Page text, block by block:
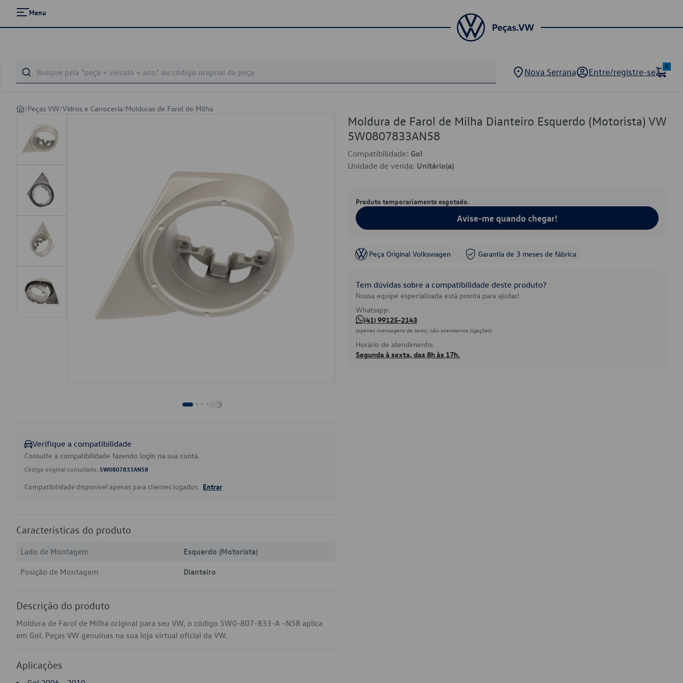
Menu
Nova Serrana Entre/registre-se
0
/Peças VW/Vidros e Carroceria/Molduras de Farol de Milha
Verifique a compatibilidade
Consulte a compatibilidade fazendo login na sua conta.
Código original consultado: 5W0807833AN58
Compatibilidade disponível apenas para clientes logados. Entrar
Características do produto
Lado de Montagem
Esquerdo (Motorista)
Posição de Montagem
Dianteiro
Descrição do produto
Moldura de Farol de Milha original para seu VW, o código 5W0-807-833-A -N58 aplica
em Gol. Peças VW genuínas na sua loja virtual oficial da VW.
Aplicações
Moldura de Farol de Milha Dianteiro Esquerdo (Motorista) VW
5W0807833AN58
Compatibilidade: Gol
Unidade de venda: Unitário(a)
Produto temporariamente esgotado.
Avise-me quando chegar!
Peça Original Volkswagen Garantia de 3 meses de fábrica
Tem dúvidas sobre a compatibilidade deste produto?
Nossa equipe especializada está pronta para ajudar!
Whatsapp:
(41) 99125-2143
(apenas mensagens de texto, não atendemos ligações)
Horário de atendimento:
Segunda à sexta, das 8h às 17h.